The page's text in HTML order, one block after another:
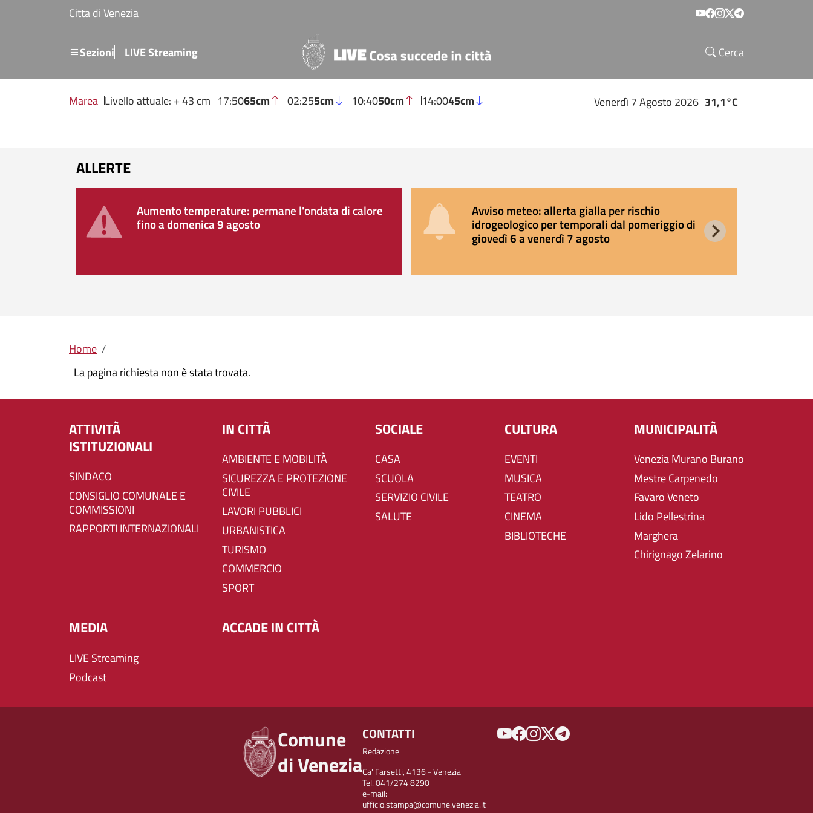
Salta al contenuto principale
Citta di Venezia Social menu
SezioniMenu secondario
LIVE Streaming Cerca
Marea Livello attuale: + 43 cm 17:5065cm 02:255cm 10:4050cm 14:0045cm Venerdì 7 Agosto 2026 31,1°C
ALLERTE
Aumento temperature: permane l'ondata di calore
fino a domenica 9 agosto
Avviso meteo: allerta gialla per rischio
idrogeologico per temporali dal pomeriggio di
giovedì 6 a venerdì 7 agosto
Briciole di pane
Home
La pagina richiesta non è stata trovata.
ATTIVITÀ
ISTITUZIONALI
SINDACO
CONSIGLIO COMUNALE E
COMMISSIONI
RAPPORTI INTERNAZIONALI
IN CITTÀ
AMBIENTE E MOBILITÀ
SICUREZZA E PROTEZIONE
CIVILE
LAVORI PUBBLICI
URBANISTICA
TURISMO
COMMERCIO
SPORT
SOCIALE
CASA
SCUOLA
SERVIZIO CIVILE
SALUTE
CULTURA
EVENTI
MUSICA
TEATRO
CINEMA
BIBLIOTECHE
MUNICIPALITÀ
Venezia Murano Burano
Mestre Carpenedo
Favaro Veneto
Lido Pellestrina
Marghera
Chirignago Zelarino
MEDIA
LIVE Streaming
Podcast
ACCADE IN CITTÀ
Comune
di Venezia
CONTATTI
Redazione
Ca' Farsetti, 4136 - Venezia
Tel. 041/274 8290
e-mail:
ufficio.stampa@comune.venezia.it
SOCIAL MENU